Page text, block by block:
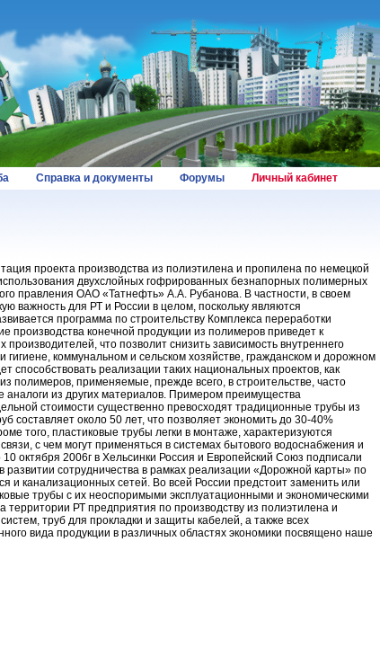
Справка и документы Форумы Личный кабинет
проекта производства из полиэтилена и пропилена по немецкой
двухслойных гофрированных безнапорных полимерных
правления ОАО «Татнефть» А.А. Рубанова. В частности, в своем
важность для РТ и России в целом, поскольку являются
программа по строительству Комплекса переработки
производства конечной продукции из полимеров приведет к
что позволит снизить зависимость внутреннего
коммунальном и сельском хозяйстве, гражданском и дорожном
способствовать реализации таких национальных проектов, как
полимеров, применяемые, прежде всего, в строительстве, часто
из других материалов. Примером преимущества
стоимости существенно превосходят традиционные трубы из
составляет около 50 лет, что позволяет экономить до 30-40%
того, пластиковые трубы легки в монтаже, характеризуются
с чем могут применяться в системах бытового водоснабжения и
октября 2006г в Хельсинки Россия и Европейский Союз подписали
сотрудничества в рамках реализации «Дорожной карты» по
и канализационных сетей. Во всей России предстоит заменить или
трубы с их неоспоримыми эксплуатационными и экономическими
РТ предприятия по производству из полиэтилена и
труб для прокладки и защиты кабелей, а также всех
вида продукции в различных областях экономики посвящено наше